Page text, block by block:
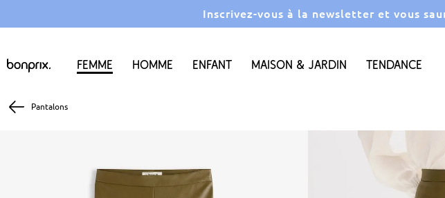
Inscrivez-vous à la newsletter et vous
Femme Homme Enfant Maison & Jardin Tendance
Pantalons